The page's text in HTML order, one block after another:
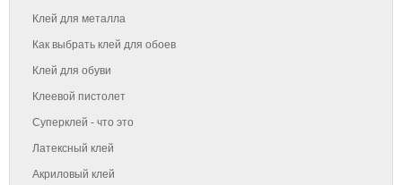
Клей для металла
Как выбрать клей для обоев
Клей для обуви
Клеевой пистолет
Суперклей - что это
Латексный клей
Акриловый клей